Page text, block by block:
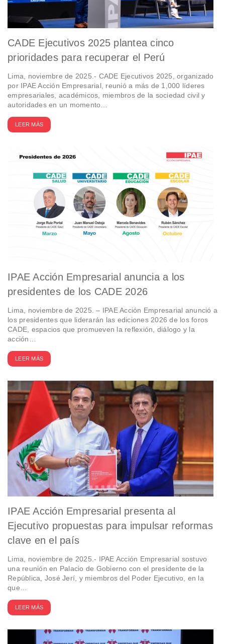
CADE Ejecutivos 2025 plantea cinco
prioridades para recuperar el Perú
Lima, noviembre de 2025.- CADE Ejecutivos 2025, organizado
por IPAE Acción Empresarial, reunió a más de 1,000 líderes
empresariales, académicos, miembros de la sociedad civil y
autoridades en un momento…
LEER MÁS
IPAE Acción Empresarial anuncia a los
presidentes de los CADE 2026
Lima, noviembre de 2025. – IPAE Acción Empresarial anunció a
los presidentes que liderarán las ediciones 2026 de los foros
CADE, espacios que promueven la reflexión, diálogo y la
acción…
LEER MÁS
IPAE Acción Empresarial presenta al
Ejecutivo propuestas para impulsar reformas
clave en el país
Lima, noviembre de 2025.- IPAE Acción Empresarial sostuvo
una reunión en Palacio de Gobierno con el presidente de la
República, José Jerí, y miembros del Poder Ejecutivo, en la
que…
LEER MÁS